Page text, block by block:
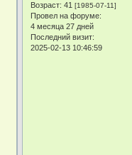
Возраст: 41[1985-07-11]
Провел на форуме:
4 месяца 27 дней
Последний визит:
2025-02-13 10:46:59